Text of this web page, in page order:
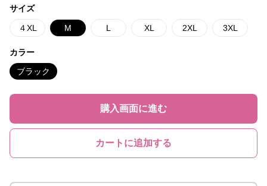
サイズ
４XL M L XL 2XL 3XL
カラー
ブラック
購入画面に進む
カートに追加する